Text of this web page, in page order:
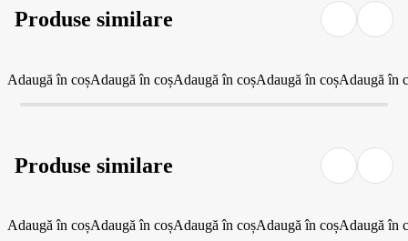
Produse similare
Adaugă în coșAdaugă în coșAdaugă în coșAdaugă în coșAdaugă în
Produse similare
Adaugă în coșAdaugă în coșAdaugă în coșAdaugă în coșAdaugă în